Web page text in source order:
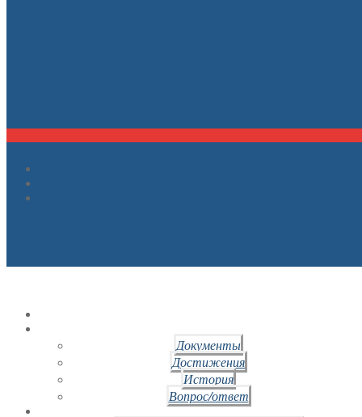
Документы
Достижения
История
Вопрос/ответ